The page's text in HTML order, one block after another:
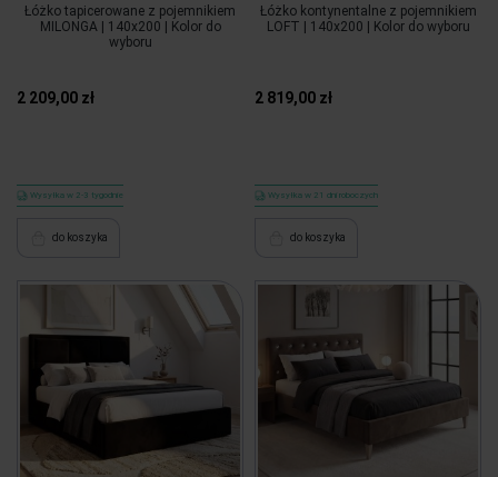
Łóżko tapicerowane z pojemnikiem
MILONGA | 140x200 | Kolor do
wyboru
2 209,00 zł
Wysyłka w 2-3 tygodnie
do koszyka
Łóżko kontynentalne z pojemnikiem
LOFT | 140x200 | Kolor do wyboru
2 819,00 zł
Wysyłka w 21 dni roboczych
do koszyka